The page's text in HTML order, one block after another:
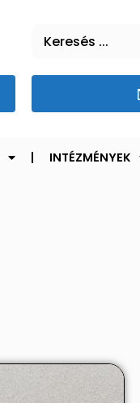
INTÉZMÉNYEK